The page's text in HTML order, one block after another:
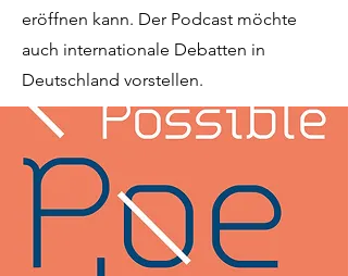
eröffnen kann. Der Podcast möchte
auch internationale Debatten in
Deutschland vorstellen.